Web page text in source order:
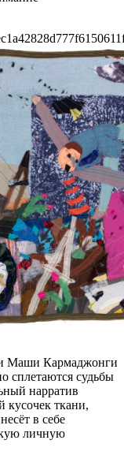
Маши Кармаджонги
сплетаются судьбы
нарратив
кусочек ткани,
в себе
личную